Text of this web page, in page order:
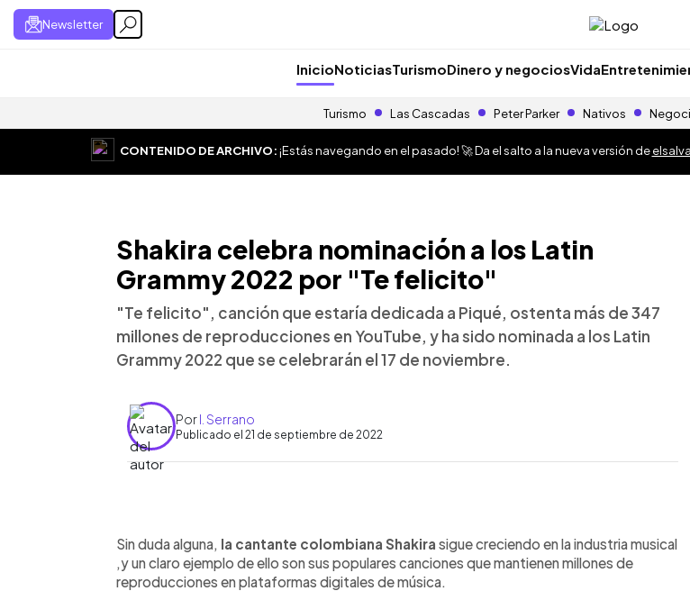
Newsletter
InicioNoticiasTurismoDinero y negociosVida
Turismo Las Cascadas Peter Parker Nativos
CONTENIDO DE ARCHIVO:¡Estás navegando en el pasado! 🚀 Da el salto a la nueva versión de
Shakira celebra nominación a los Latin
Grammy 2022 por "Te felicito"
"Te felicito", canción que estaría dedicada a Piqué, ostenta más de 347
millones de reproducciones en YouTube, y ha sido nominada a los Latin
Grammy 2022 que se celebrarán el 17 de noviembre.
PorI. Serrano
Publicado el 21 de septiembre de 2022
► Escuchar artículo
Sin duda alguna, la cantante colombiana Shakira sigue creciendo en la industria musical
,y un claro ejemplo de ello son sus populares canciones que mantienen millones de
reproducciones en plataformas digitales de música.